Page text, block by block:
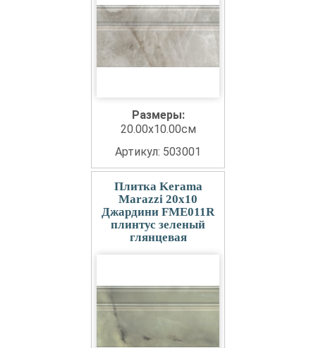
Размеры:
20.00x10.00см
Артикул: 503001
Плитка Kerama
Marazzi 20x10
Джардини FME011R
плинтус зеленый
глянцевая